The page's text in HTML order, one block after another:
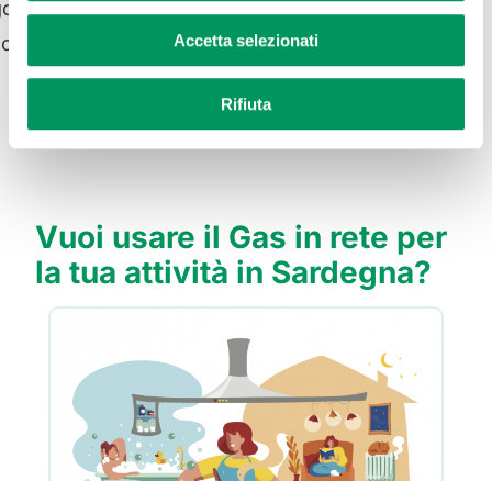
Accetta selezionati
Rifiuta
la
Vuoi usare il Gas in rete per
la tua attività in Sardegna?